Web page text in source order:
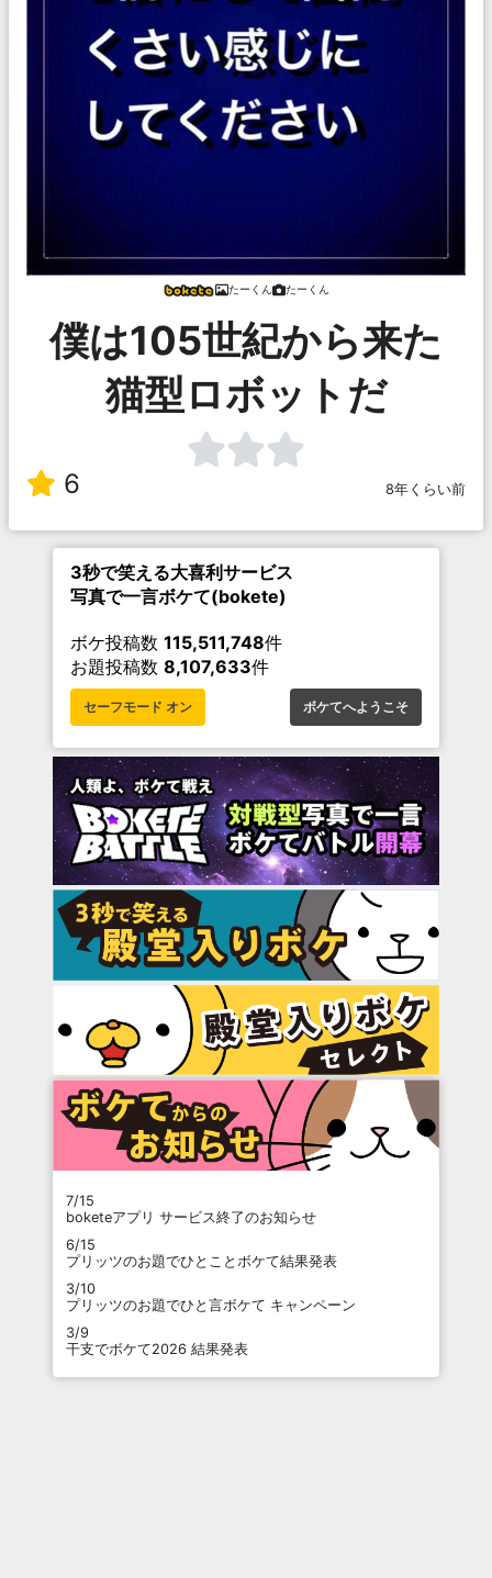
‌たーくん ‌たーくん
僕は105世紀から来た
猫型ロボットだ
6 8年くらい前
3秒で笑える大喜利サービス
写真で一言ボケて(bokete)
ボケ投稿数 115,511,748件
お題投稿数 8,107,633件
セーフモード オン ボケてへようこそ
7/15
boketeアプリ サービス終了のお知らせ
6/15
プリッツのお題でひとことボケて結果発表
3/10
プリッツのお題でひと言ボケて キャンペーン
3/9
干支でボケて2026 結果発表